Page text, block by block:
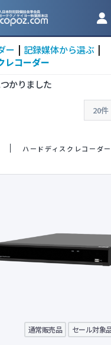
ー 記録媒体から選ぶ
レコーダー
かりました
ハードディスクレコーダ
通常販売品 セール対象
カテゴリ一覧
防犯カメラ
ネットワークカメラ
アクセサリ
調査機器